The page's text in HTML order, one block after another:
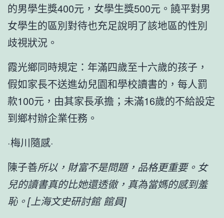
的男學生獎400元，女學生獎500元。饒平對男
女學生的區別對待也充足說明了該地區的性別
歧視狀況。
霞光鄉同時規定：年滿四歲至十六歲的孩子，
假如家長不送進幼兒園和學校讀書的，每人罰
款100元，由其家長承擔；未滿16歲的不給設定
到鄉村辦企業任務。
·梅川隨感·
陳子善所以，財富不是問題，品格更重要。女
兒的讀書真的比她還透徹，真為當媽的感到羞
恥。[上海文史研討館 館員]